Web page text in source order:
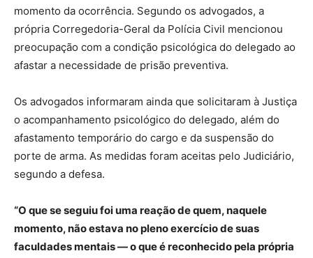
momento da ocorrência. Segundo os advogados, a
própria Corregedoria-Geral da Polícia Civil mencionou
preocupação com a condição psicológica do delegado ao
afastar a necessidade de prisão preventiva.
Os advogados informaram ainda que solicitaram à Justiça
o acompanhamento psicológico do delegado, além do
afastamento temporário do cargo e da suspensão do
porte de arma. As medidas foram aceitas pelo Judiciário,
segundo a defesa.
“O que se seguiu foi uma reação de quem, naquele
momento, não estava no pleno exercício de suas
faculdades mentais — o que é reconhecido pela própria